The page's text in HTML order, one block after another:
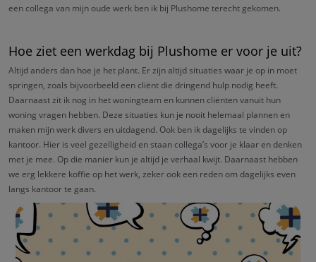
een collega van mijn oude werk ben ik bij Plushome terecht gekomen.
Hoe ziet een werkdag bij Plushome er voor je uit?
Altijd anders dan hoe je het plant. Er zijn altijd situaties waar je op in moet
springen, zoals bijvoorbeeld een cliënt die dringend hulp nodig heeft.
Daarnaast zit ik nog in het woningteam en kunnen cliënten vanuit hun
woning vragen hebben. Deze situaties kun je nooit helemaal plannen en
maken mijn werk divers en uitdagend. Ook ben ik dagelijks te vinden op
kantoor. Hier is veel gezelligheid en staan collega’s voor je klaar en denken
met je mee. Op die manier kun je altijd je verhaal kwijt. Daarnaast hebben
we erg lekkere koffie op het werk, zeker ook een reden om dagelijks even
langs kantoor te gaan.